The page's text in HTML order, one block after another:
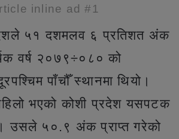
inline ad #1
५१ दशमलव ६ प्रतिशत अंक
वर्ष २०७९÷०८० को
पाँचौँ स्थानमा थियो।
भएको कोशी प्रदेश यसपटक
उसले ५०.९ अंक प्राप्त गरेको